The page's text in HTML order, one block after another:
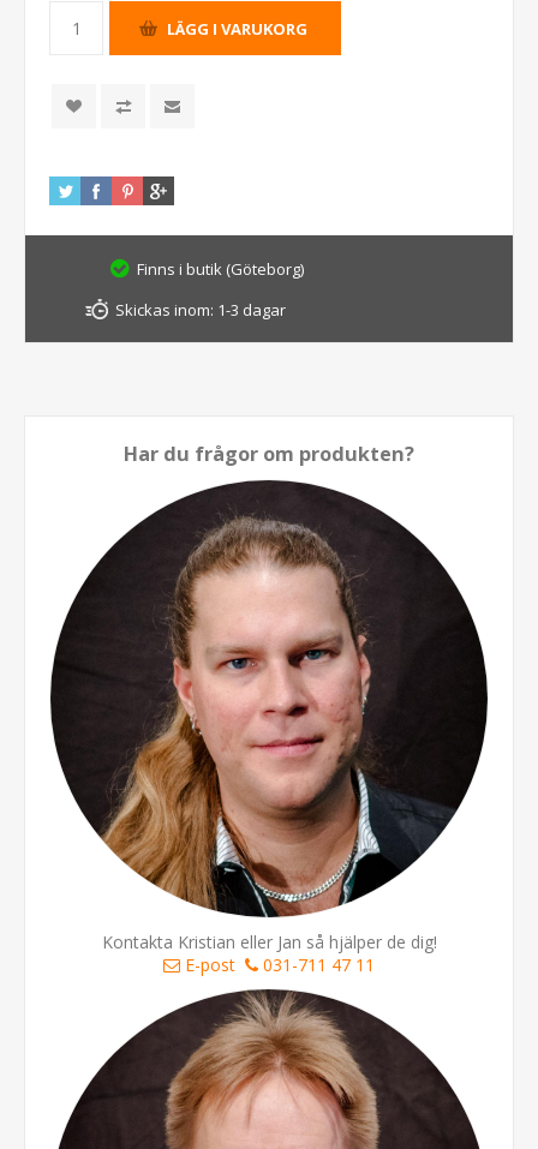
Finns i butik (Göteborg)
Skickas inom: 1-3 dagar
Har du frågor om produkten?
Kontakta Kristian eller Jan så hjälper de dig!
E-post
031-711 47 11